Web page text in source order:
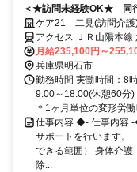
＜★訪問未経験OK★ 同行
♪＞定年制撤廃で長く働け
賞与年2回・季節休暇7日
ケア21 二見(訪問介護
アクセス ＪＲ山陽本
住徒歩約7分、山陽電
「山陽魚住」駅から徒
月給235,100円～
兵庫県明石市
勤務時間 実働時間：8
9:00～18:00(休憩60分)
＊1ヶ月単位の変形労
仕事内容 ◆- 仕事内容
サポートを行います。
できる範囲） 身体介護
除...